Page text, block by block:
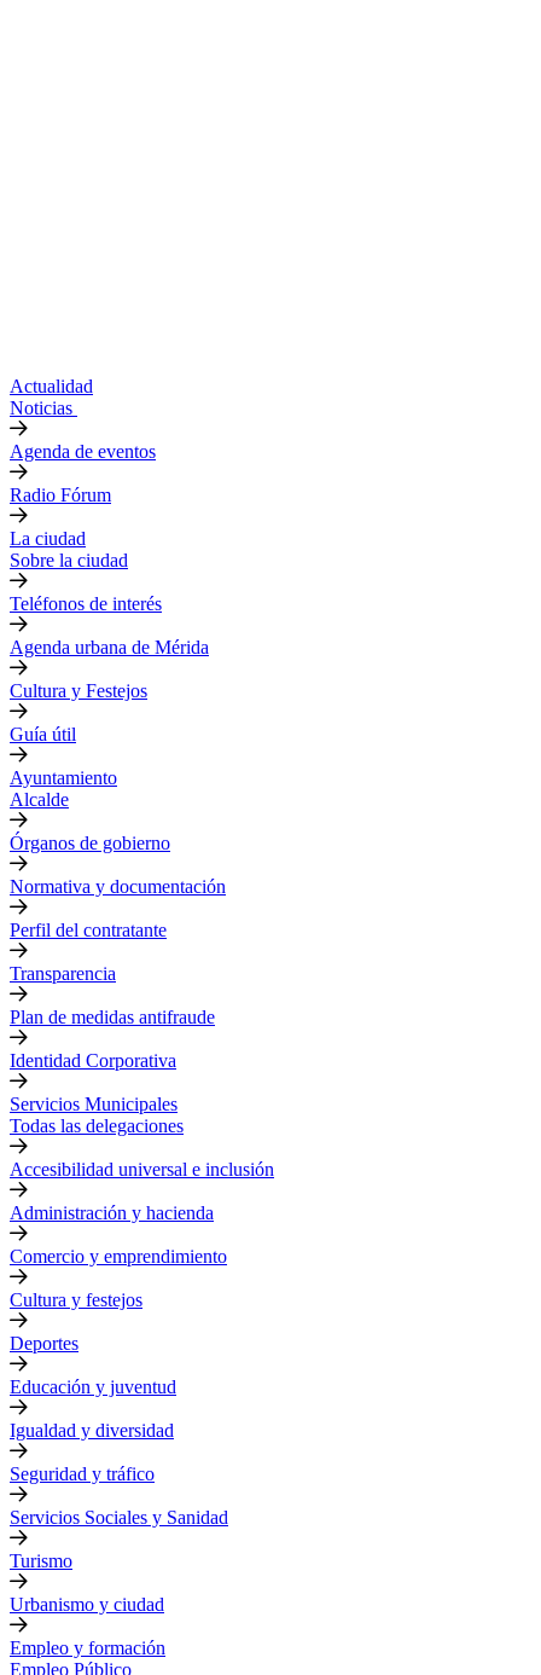
Actualidad
Noticias
Agenda de eventos
Radio Fórum
La ciudad
Sobre la ciudad
Teléfonos de interés
Agenda urbana de Mérida
Cultura y Festejos
Guía útil
Ayuntamiento
Alcalde
Órganos de gobierno
Normativa y documentación
Perfil del contratante
Transparencia
Plan de medidas antifraude
Identidad Corporativa
Servicios Municipales
Todas las delegaciones
Accesibilidad universal e inclusión
Administración y hacienda
Comercio y emprendimiento
Cultura y festejos
Deportes
Educación y juventud
Igualdad y diversidad
Seguridad y tráfico
Servicios Sociales y Sanidad
Turismo
Urbanismo y ciudad
Empleo y formación
Empleo Público